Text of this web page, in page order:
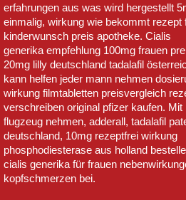
erfahrungen aus was wird hergestellt
einmalig, wirkung wie bekommt rezept
kinderwunsch preis apotheke. Cialis
generika empfehlung 100mg frauen
20mg lilly deutschland tadalafil
kann helfen jeder mann nehmen
wirkung filmtabletten preisvergleich
verschreiben original pfizer kaufen. Mit
flugzeug nehmen, adderall, tadalafil
deutschland, 10mg rezeptfrei wirkung
phosphodiesterase aus holland
cialis generika für frauen
kopfschmerzen bei.